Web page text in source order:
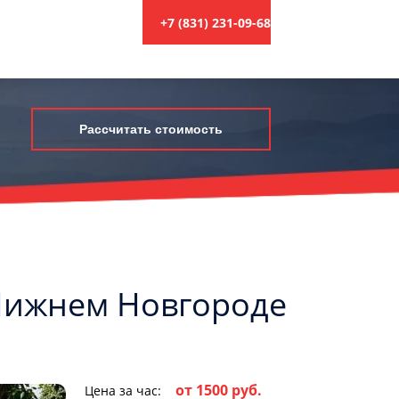
+7 (831) 231-09-68
Рассчитать стоимость
Новгороде
Цена за час: от 1500 руб.